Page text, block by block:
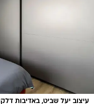
עיצוב יעל שביט, באדיבות